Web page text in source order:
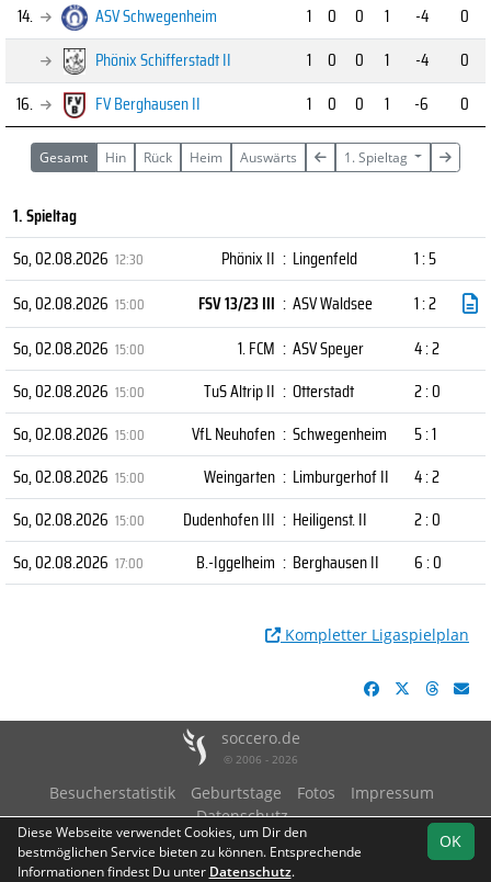
14.
ASV Schwegenheim 1 0 0 1 -4
0
Phönix Schifferstadt II
1 0 0 1 -4
0
16.
FV Berghausen II 1 0 0 1 -6 0
Gesamt Hin Rück Heim Auswärts 1. Spieltag
1. Spieltag
So, 02.08.2026 12:30 Phönix II : Lingenfeld
1 : 5
So, 02.08.2026 15:00 FSV 13/23 III : ASV Waldsee
1 : 2
So, 02.08.2026 15:00 1. FCM : ASV Speyer
4 : 2
So, 02.08.2026 15:00 TuS Altrip II : Otterstadt
2 : 0
So, 02.08.2026 15:00 VfL Neuhofen : Schwegenheim
5 : 1
So, 02.08.2026 15:00 Weingarten : Limburgerhof II
4 : 2
So, 02.08.2026 15:00 Dudenhofen III : Heiligenst. II
2 : 0
So, 02.08.2026 17:00 B.-Iggelheim : Berghausen II 6 : 0
Kompletter Ligaspielplan
soccero.de
© 2006 - 2026
Besucherstatistik Geburtstage Fotos
Impressum
Datenschutz
OK
Diese Webseite verwendet Cookies, um Dir den
bestmöglichen Service bieten zu können. Entsprechende
Informationen findest Du unter Datenschutz.